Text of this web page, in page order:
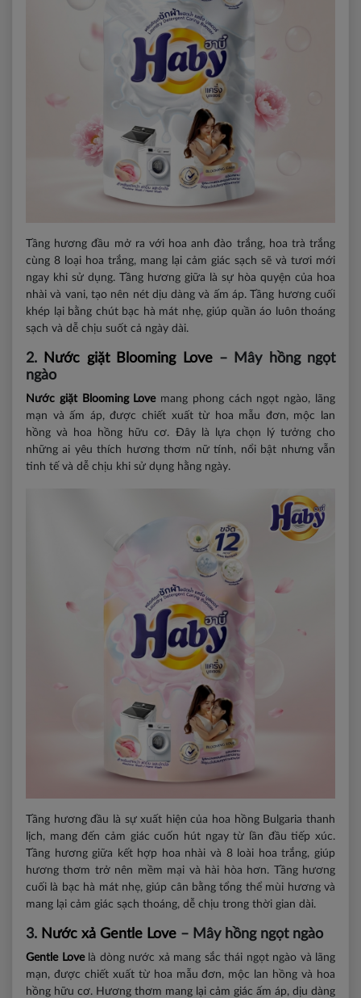
Tầng hương đầu mở ra với hoa anh đào trắng, hoa trà trắng
cùng 8 loại hoa trắng, mang lại cảm giác sạch sẽ và tươi mới
ngay khi sử dụng. Tầng hương giữa là sự hòa quyện của hoa
nhài và vani, tạo nên nét dịu dàng và ấm áp. Tầng hương cuối
khép lại bằng chút bạc hà mát nhẹ, giúp quần áo luôn thoáng
sạch và dễ chịu suốt cả ngày dài.
2. Nước giặt Blooming Love– Mây hồng ngọt
ngào
Nước giặt Blooming Love mang phong cách ngọt ngào, lãng
mạn và ấm áp, được chiết xuất từ hoa mẫu đơn, mộc lan
hồng và hoa hồng hữu cơ. Đây là lựa chọn lý tưởng cho
những ai yêu thích hương thơm nữ tính, nổi bật nhưng vẫn
tinh tế và dễ chịu khi sử dụng hằng ngày.
Tầng hương đầu là sự xuất hiện của hoa hồng Bulgaria thanh
lịch, mang đến cảm giác cuốn hút ngay từ lần đầu tiếp xúc.
Tầng hương giữa kết hợp hoa nhài và 8 loài hoa trắng, giúp
hương thơm trở nên mềm mại và hài hòa hơn. Tầng hương
cuối là bạc hà mát nhẹ, giúp cân bằng tổng thể mùi hương và
mang lại cảm giác sạch thoáng, dễ chịu trong thời gian dài.
3. Nước xả Gentle Love – Mây hồng ngọt ngào
Gentle Lovelà dòng nước xả mang sắc thái ngọt ngào và lãng
mạn, được chiết xuất từ hoa mẫu đơn, mộc lan hồng và hoa
hồng hữu cơ. Hương thơm mang lại cảm giác ấm áp, dịu dàng